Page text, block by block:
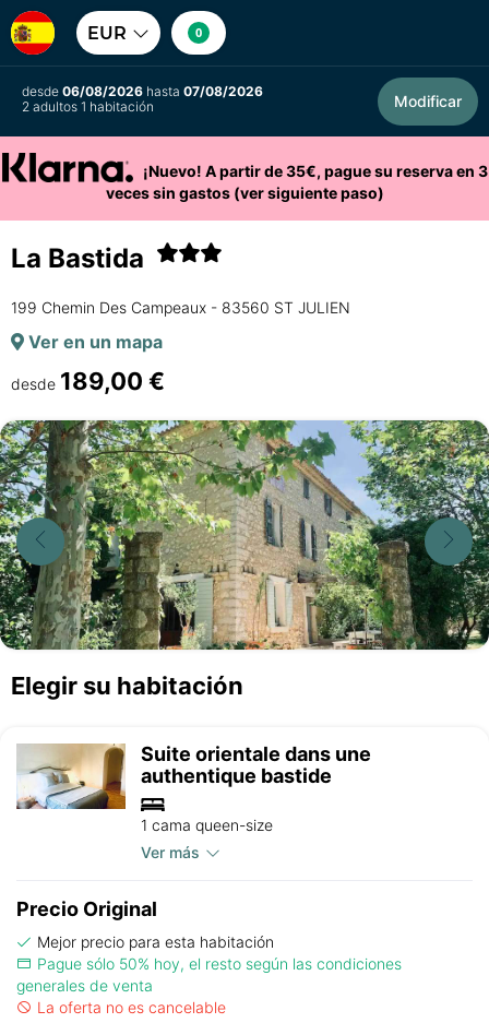
EUR 0
desde 06/08/2026 hasta 07/08/2026
2 adultos 1 habitación
Modificar
¡Nuevo! A partir de 35€, pague su reserva en 3
veces sin gastos (ver siguiente paso)
La Bastida
199 Chemin Des Campeaux - 83560 ST JULIEN
Ver en un mapa
desde 189,00 €
Elegir su habitación
Suite orientale dans une
authentique bastide
1 cama queen-size
Ver más
Precio Original
Mejor precio para esta habitación
Pague sólo 50% hoy, el resto según las condiciones
generales de venta
La oferta no es cancelable